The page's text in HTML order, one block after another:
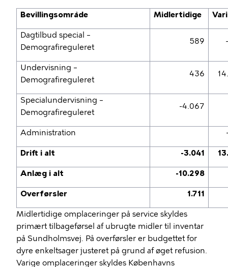
Bevillingsområde Midlertidige
Dagtilbud special –
Demografireguleret
589
Undervisning –
Demografireguleret
436
Specialundervisning –
Demografireguleret
-4.067
Administration
Drift i alt -3.041
Anlæg i alt -10.298
Overførsler 1.711
Midlertidige omplaceringer på service skyldes
primært tilbageførsel af ubrugte midler til inventar
på Sundholmsvej. På overførsler er budgettet for
dyre enkeltsager justeret på grund af øget refusion.
Varige omplaceringer skyldes Københavns